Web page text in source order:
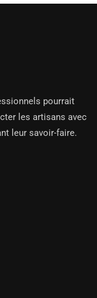
pourrait
les artisans avec
leur savoir-faire.